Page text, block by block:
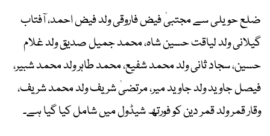
ضلع حویلی سے مجتبیٰ فیض فاروقی ولد فیض احمد، آفتاب
گیلانی ولد لیاقت حسین شاہ، محمد جمیل صدیق ولد غلام
حسین، سجاد ثانی ولد محمد شفیع، محمد طاہر ولد محمد شبیر،
فیصل جاوید ولد جاوید میر، مرتضیٰ شریف ولد محمد شریف،
وقار قمر ولد قمر دین کو فورتھ شیڈول میں شامل کیا گیا ہے۔